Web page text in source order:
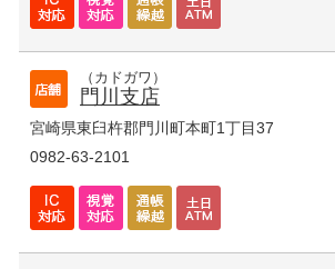
（カドガワ）
門川支店
宮崎県東臼杵郡門川町本町1丁目37
0982-63-2101